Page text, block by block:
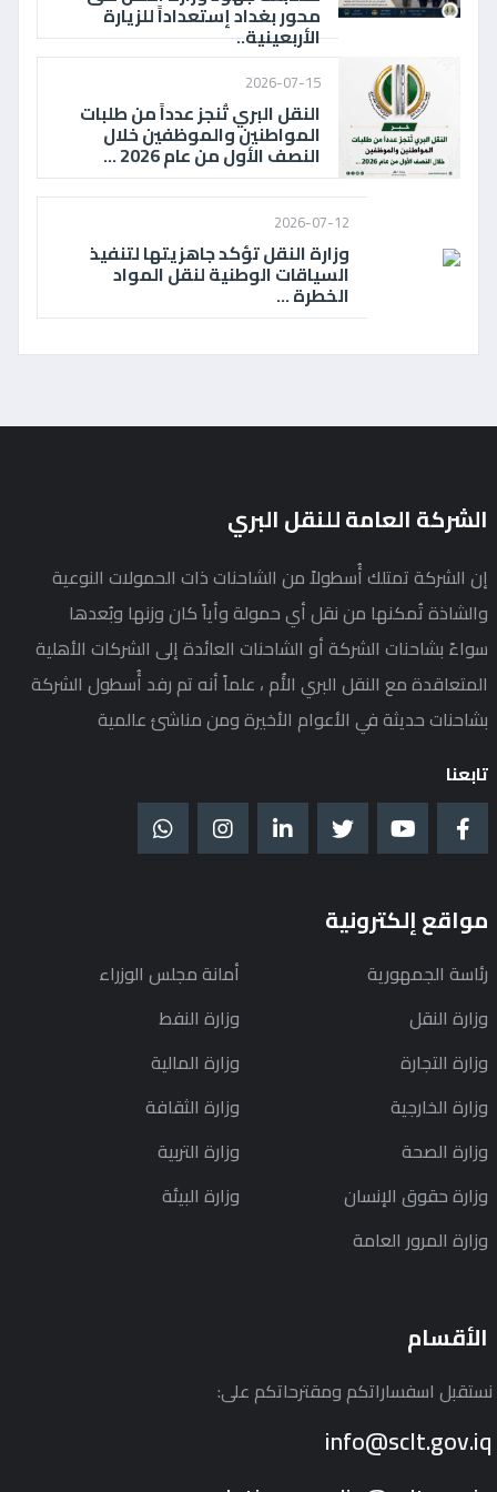
محور بغداد إستعداداً للزيارة
الأربعينية..
2026-07-15
النقل البري تُنجز عدداً من طلبات
المواطنين والموظفين خلال
النصف الأول من عام 2026 ...
2026-07-12
وزارة النقل تؤكد جاهزيتها لتنفيذ
السياقات الوطنية لنقل المواد
الخطرة ...
الشركة العامة للنقل البري
إن الشركة تمتلك أُسطولاً من الشاحنات ذات الحمولات النوعية
والشاذة تُمكنها من نقل أي حمولة وأياً كان وزنها وبُعدها
سواءً بشاحنات الشركة أو الشاحنات العائدة إلى الشركات الأهلية
المتعاقدة مع النقل البري الأُم ، علماً أنه تم رفد أُسطول الشركة
بشاحنات حديثة في الأعوام الأخيرة ومن مناشئ عالمية
تابعنا
مواقع إلكترونية
رئاسة الجمهورية
أمانة مجلس الوزراء
وزارة النقل
وزارة النفط
وزارة التجارة
وزارة المالية
وزارة الخارجية
وزارة الثقافة
وزارة الصحة
وزارة التربية
وزارة حقوق الإنسان
وزارة البيئة
وزارة المرور العامة
الأقسام
نستقبل اسفساراتكم ومقترحاتكم على:
info@sclt.gov.iq